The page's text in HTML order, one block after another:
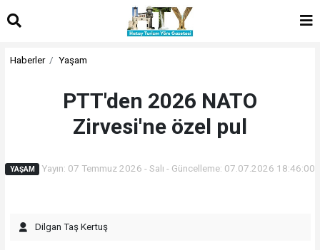
Haberler Yaşam
PTT'den 2026 NATO
Zirvesi'ne özel pul
YAŞAM Yayın: 07 Temmuz 2026 - Salı - Güncelleme: 07.07.2026 18:46:00
Dilgan Taş Kertuş